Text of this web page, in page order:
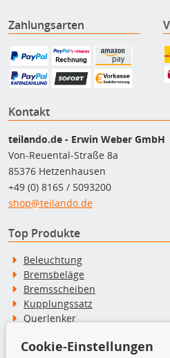
Zahlungsarten
Kontakt
teilando.de - Erwin Weber GmbH
Von-Reuental-Straße 8a
85376 Hetzenhausen
+49 (0) 8165 / 5093200
shop@teilando.de
Top Produkte
Beleuchtung
Bremsbeläge
Bremsscheiben
Kupplungssatz
Querlenker
Stoßdämpfer
Cookie-Einstellungen